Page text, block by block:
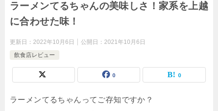
ラーメンてるちゃんの美味しさ！家系を上越
に合わせた味！
更新日： 2022年10月6日 公開日： 2021年10月6日
飲食店レビュー
0 0
ラーメンてるちゃんってご存知ですか？